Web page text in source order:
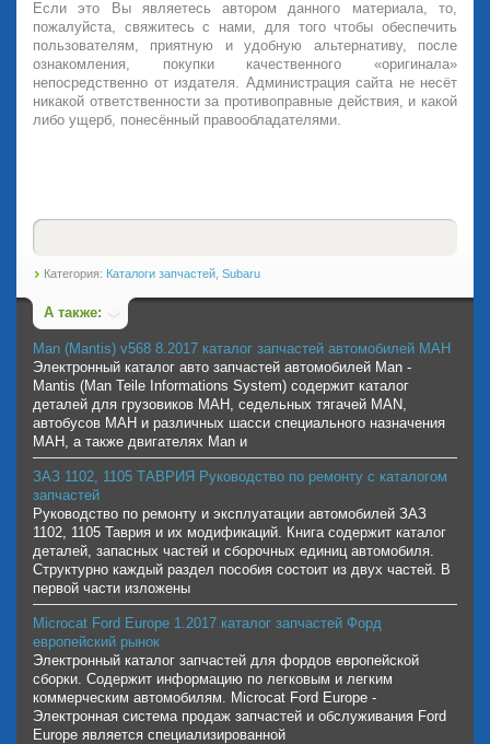
Если это Вы являетесь автором данного материала, то,
пожалуйста, свяжитесь с нами, для того чтобы обеспечить
пользователям, приятную и удобную альтернативу, после
ознакомления, покупки качественного «оригинала»
непосредственно от издателя. Администрация сайта не несёт
никакой ответственности за противоправные действия, и какой
либо ущерб, понесённый правообладателями.
Категория: Каталоги запчастей Subaru
А также:
Man (Mantis) v568 8.2017 каталог запчастей автомобилей МАН
Электронный каталог авто запчастей автомобилей Man -
Mantis (Man Teile Informations System) содержит каталог
деталей для грузовиков МАН, седельных тягачей MAN,
автобусов МАН и различных шасси специального назначения
МАН, а также двигателях Man и
ЗАЗ 1102, 1105 ТАВРИЯ Руководство по ремонту с каталогом
запчастей
Руководство по ремонту и эксплуатации автомобилей ЗАЗ
1102, 1105 Таврия и их модификаций. Книга содержит каталог
деталей, запасных частей и сборочных единиц автомобиля.
Структурно каждый раздел пособия состоит из двух частей. В
первой части изложены
Microcat Ford Europe 1.2017 каталог запчастей Форд
европейский рынок
Электронный каталог запчастей для фордов европейской
сборки. Содержит информацию по легковым и легким
коммерческим автомобилям. Microcat Ford Europe -
Электронная система продаж запчастей и обслуживания Ford
Europe является специализированной